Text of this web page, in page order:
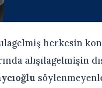
herkesin
alışılagelmişin